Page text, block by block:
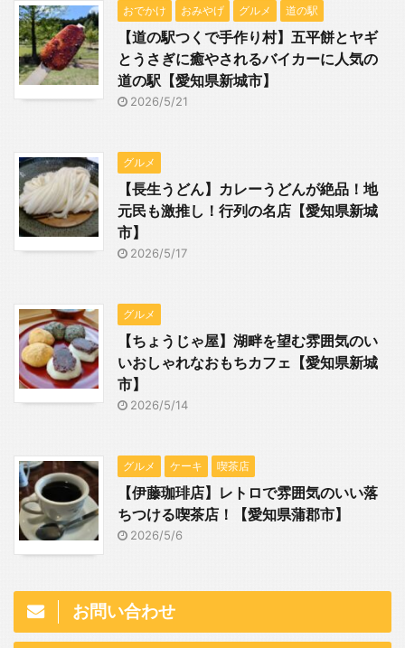
おでかけ おみやげ グルメ 道の駅
【道の駅つくで手作り村】五平餅とヤギ
とうさぎに癒やされるバイカーに人気の
道の駅【愛知県新城市】
2026/5/21
グルメ
【長生うどん】カレーうどんが絶品！地
元民も激推し！行列の名店【愛知県新城
市】
2026/5/17
グルメ
【ちょうじゃ屋】湖畔を望む雰囲気のい
いおしゃれなおもちカフェ【愛知県新城
市】
2026/5/14
グルメ ケーキ 喫茶店
【伊藤珈琲店】レトロで雰囲気のいい落
ちつける喫茶店！【愛知県蒲郡市】
2026/5/6
お問い合わせ